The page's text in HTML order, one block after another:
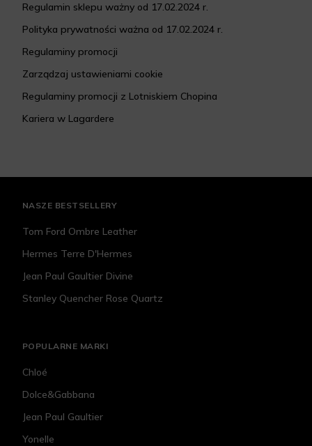
Regulamin sklepu ważny od 17.02.2024 r.
Polityka prywatności ważna od 17.02.2024 r.
Regulaminy promocji
Zarządzaj ustawieniami cookie
Regulaminy promocji z Lotniskiem Chopina
Kariera w Lagardere
NASZE BESTSELLERY
Tom Ford Ombre Leather
Hermes Terre D'Hermes
Jean Paul Gaultier Divine
Stanley Quencher Rose Quartz
POPULARNE MARKI
Chloé
Dolce&Gabbana
Jean Paul Gaultier
Yonelle